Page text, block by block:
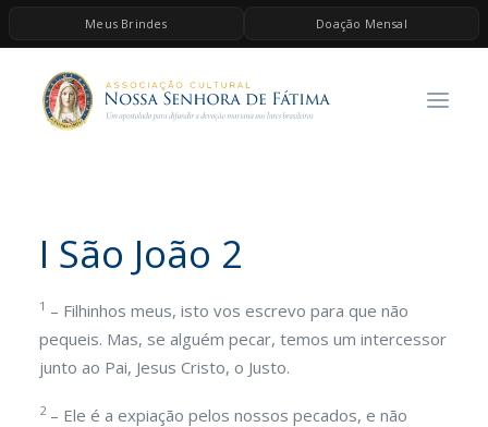
Meus Brindes Doação Mensal
HOME
A ASSOCIAÇÃO
AS MELHORES MÚSICAS CATÓLICAS
QUERO DOAR
I São João 2
1 – Filhinhos meus, isto vos escrevo para que não
pequeis. Mas, se alguém pecar, temos um intercessor
junto ao Pai, Jesus Cristo, o Justo.
2– Ele é a expiação pelos nossos pecados, e não